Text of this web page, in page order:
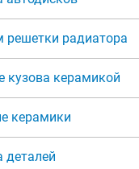
решетки радиатора
кузова керамикой
керамики
деталей